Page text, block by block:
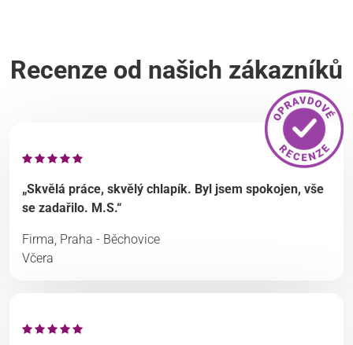
Recenze od našich zákazníků
„Skvělá práce, skvělý chlapík. Byl jsem spokojen, vše
se zadařilo. M.S.“
Firma, Praha - Běchovice
Včera